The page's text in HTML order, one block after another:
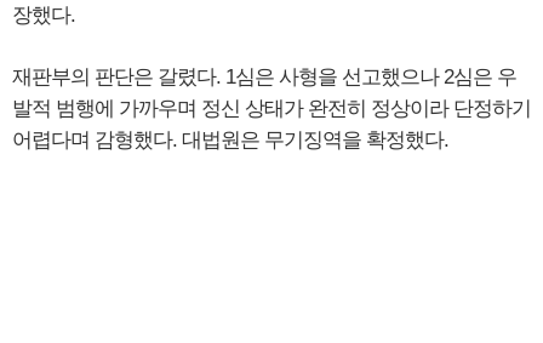
장했다.
재판부의 판단은 갈렸다. 1심은 사형을 선고했으나 2심은 우
발적 범행에 가까우며 정신 상태가 완전히 정상이라 단정하기
어렵다며 감형했다. 대법원은 무기징역을 확정했다.